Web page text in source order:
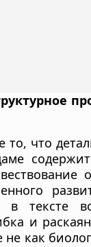
что
в тексте
и
как